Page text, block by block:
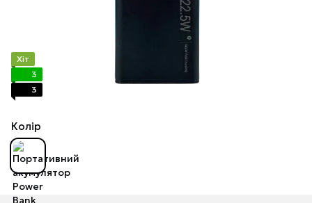
Хіт
3
3
Колір